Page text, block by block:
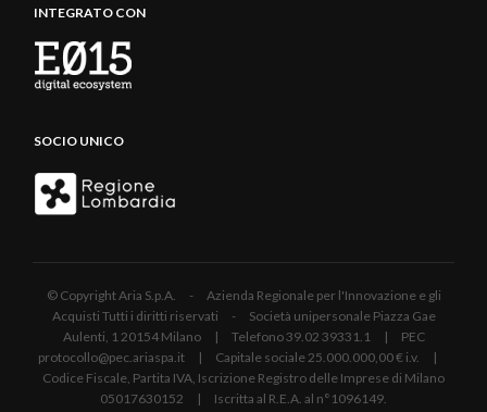
INTEGRATO CON
SOCIO UNICO
© Copyright Aria S.p.A. - Azienda Regionale per l'Innovazione e gli
Acquisti Tutti i diritti riservati - Società unipersonale Piazza Gae
Aulenti, 1 20154 Milano | Telefono 39.02 39331.1 | PEC
protocollo@pec.ariaspa.it | Capitale sociale 25.000.000,00 € i.v. |
Codice Fiscale, Partita IVA, Iscrizione Registro delle Imprese di Milano
05017630152 | Iscritta al R.E.A. al n°1096149.